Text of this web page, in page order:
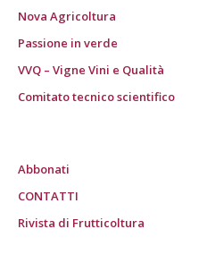
Nova Agricoltura
Passione in verde
VVQ – Vigne Vini e Qualità
Comitato tecnico scientifico
Abbonati
CONTATTI
Rivista di Frutticoltura